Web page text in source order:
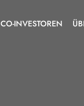
CO-INVESTOREN